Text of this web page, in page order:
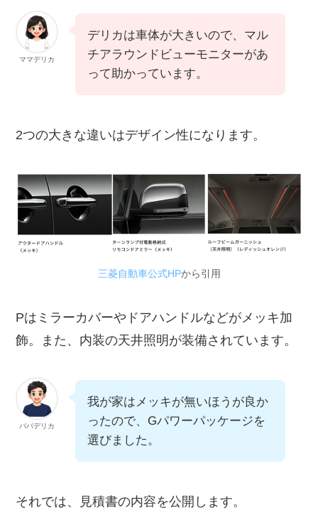
ママデリカ
デリカは車体が大きいので、マル
チアラウンドビューモニターがあ
って助かっています。
2つの大きな違いはデザイン性になります。
三菱自動車公式HPから引用
Pはミラーカバーやドアハンドルなどがメッキ加
飾。また、内装の天井照明が装備されています。
パパデリカ
我が家はメッキが無いほうが良か
ったので、Gパワーパッケージを
選びました。
それでは、見積書の内容を公開します。